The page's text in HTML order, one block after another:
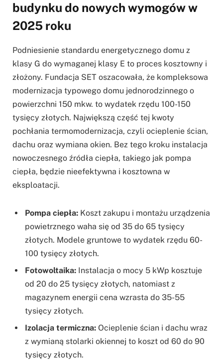
budynku do nowych wymogów w
2025 roku
Podniesienie standardu energetycznego domu z
klasy G do wymaganej klasy E to proces kosztowny i
złożony. Fundacja SET oszacowała, że kompleksowa
modernizacja typowego domu jednorodzinnego o
powierzchni 150 mkw. to wydatek rzędu 100-150
tysięcy złotych. Największą część tej kwoty
pochłania termomodernizacja, czyli ocieplenie ścian,
dachu oraz wymiana okien. Bez tego kroku instalacja
nowoczesnego źródła ciepła, takiego jak pompa
ciepła, będzie nieefektywna i kosztowna w
eksploatacji.
Pompa ciepła: Koszt zakupu i montażu urządzenia
powietrznego waha się od 35 do 65 tysięcy
złotych. Modele gruntowe to wydatek rzędu 60-
100 tysięcy złotych.
Fotowoltaika: Instalacja o mocy 5 kWp kosztuje
od 20 do 25 tysięcy złotych, natomiast z
magazynem energii cena wzrasta do 35-55
tysięcy złotych.
Izolacja termiczna: Ocieplenie ścian i dachu wraz
z wymianą stolarki okiennej to koszt od 60 do 90
tysięcy złotych.